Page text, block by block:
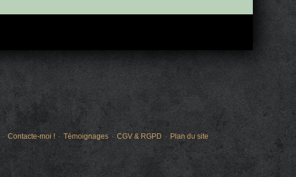
Contacte-moi ! Témoignages CGV & RGPD Plan du site